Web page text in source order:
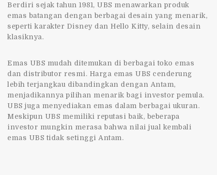
Berdiri sejak tahun 1981, UBS menawarkan produk
emas batangan dengan berbagai desain yang menarik,
seperti karakter Disney dan Hello Kitty, selain desain
klasiknya.
Emas UBS mudah ditemukan di berbagai toko emas
dan distributor resmi. Harga emas UBS cenderung
lebih terjangkau dibandingkan dengan Antam,
menjadikannya pilihan menarik bagi investor pemula.
UBS juga menyediakan emas dalam berbagai ukuran.
Meskipun UBS memiliki reputasi baik, beberapa
investor mungkin merasa bahwa nilai jual kembali
emas UBS tidak setinggi Antam.